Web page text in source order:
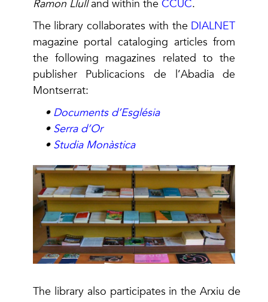
Ramon Llulland within the CCUC.
The library collaborates with the DIALNET
magazine portal cataloging articles from
the following magazines related to the
publisher Publicacions de l’Abadia de
Montserrat:
• Documents d’Església
• Serra d’Or
• Studia Monàstica
The library also participates in the Arxiu de